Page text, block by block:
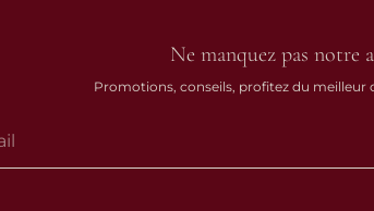
Ne manquez pas notre
Promotions, conseils, profitez du meilleur